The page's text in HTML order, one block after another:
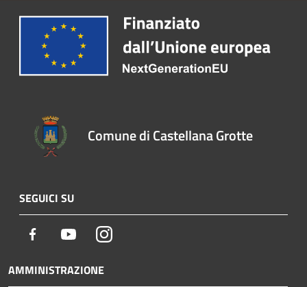
Comune di Castellana Grotte
SEGUICI SU
Facebook YoutubeInstagram
AMMINISTRAZIONE